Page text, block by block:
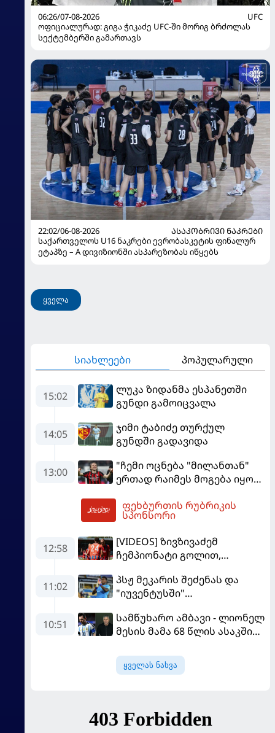
06:26/07-08-2026
UFC
ოფიციალურად: გიგა ჭიკაძე UFC-ში მორიგ ბრძოლას
სექტემბერში გამართავს
22:02/06-08-2026
ᲐᲡᲐᲙᲝᲑᲠᲘᲕᲘ ᲜᲐᲙᲠᲔᲑᲘ
საქართველოს U16 ნაკრები ევრობასკეტის ფინალურ
ეტაპზე – A დივიზიონში ასპარეზობას იწყებს
ყველა
სიახლეები პოპულარული
15:02
ლუკა ზიდანმა ესპანეთში
გუნდი გამოიცვალა
14:05
ჯიმი ტაბიძე თურქულ
გუნდში გადავიდა
13:00
"ჩემი ოცნება "მილანთან"
ერთად რაიმეს მოგება იყო" -
თავის მისიაზე ისაუბრა
ფეხბურთის რუბრიკის
სპონსორი
12:58
[VIDEOS] ზივზივაძემ
ჩემპიონატი გოლით,
გამარჯვებით დაიწყო
11:02
პსჟ მეკარის შეძენას და
"იუვენტუსში"
10:51
სამწუხარო ამბავი - ლიონელ
მესის მამა 68 წლის ასაკში
ყველას ნახვა